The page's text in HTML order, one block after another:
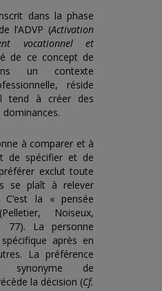
dans la phase
l’ADVP (Activation
vocationnel et
de ce concept de
un contexte
réside
tend à créer des
à comparer et à
de spécifier et de
exclut toute
se plaît à relever
C’est la « pensée
Noiseux,
77). La personne
après en
La préférence
synonyme de
la décision (Cf.